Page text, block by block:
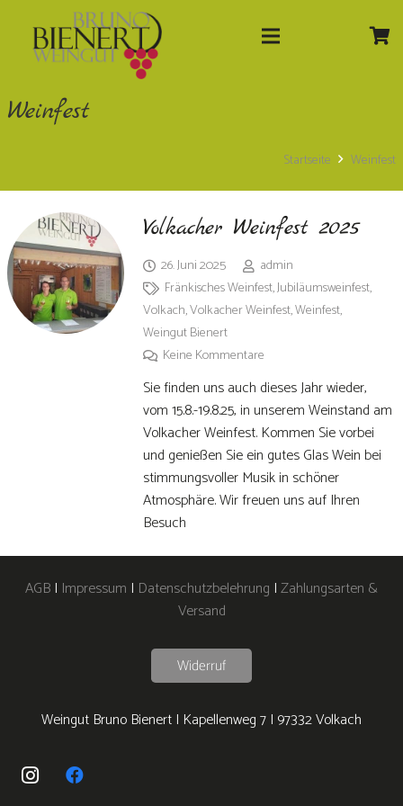
Weinfest
Startseite Weinfest
Volkacher Weinfest 2025
26. Juni 2025
admin
Fränkisches Weinfest,Jubiläumsweinfest,
Volkach,Volkacher Weinfest,Weinfest,
Weingut Bienert
Keine Kommentare
Sie finden uns auch dieses Jahr wieder,
vom 15.8.-19.8.25, in unserem Weinstand am
Volkacher Weinfest. Kommen Sie vorbei
und genießen Sie ein gutes Glas Wein bei
stimmungsvoller Musik in schöner
Atmosphäre. Wir freuen uns auf Ihren
Besuch
AGB | Impressum | Datenschutzbelehrung |Zahlungsarten &
Versand
Widerruf
Weingut Bruno Bienert | Kapellenweg 7 | 97332 Volkach